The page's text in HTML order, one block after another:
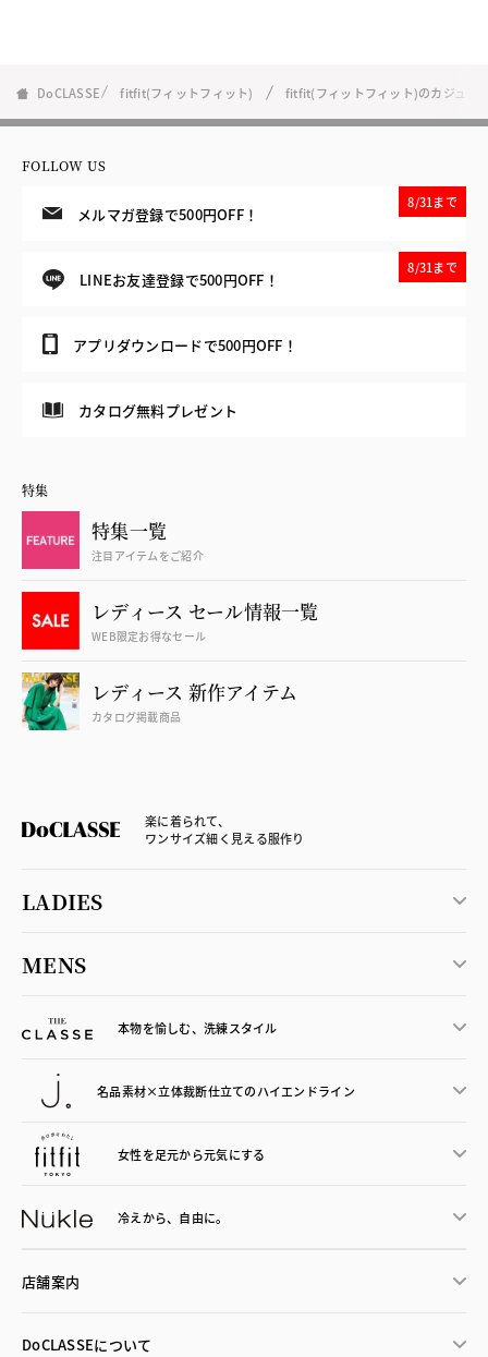
DoCLASSE fitfit(フィットフィット) fitfit(フィットフィット)のカジュア
FOLLOW US
メルマガ登録で500円OFF！
8/31まで
LINEお友達登録で500円OFF！
8/31まで
アプリダウンロードで500円OFF！
カタログ無料プレゼント
特集
特集一覧
注目アイテムをご紹介
レディース セール情報一覧
WEB限定お得なセール
レディース 新作アイテム
カタログ掲載商品
楽に着られて、
ワンサイズ細く見える服作り
LADIES
MENS
本物を愉しむ、洗練スタイル
名品素材×立体裁断仕立てのハイエンドライン
女性を足元から元気にする
冷えから、 自由に。
店舗案内
DoCLASSEについて